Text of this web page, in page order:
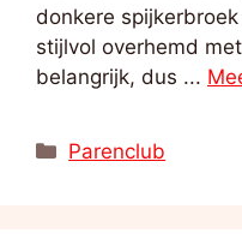
donkere
stijlvol overhemd
belangrijk, dus ...
Categorieën
Parenclub